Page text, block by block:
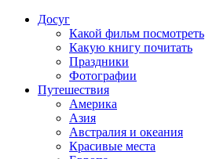
Досуг
Какой фильм посмотреть
Какую книгу почитать
Праздники
Фотографии
Путешествия
Америка
Азия
Австралия и океания
Красивые места